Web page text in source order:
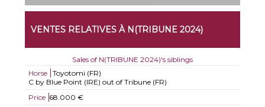
VENTES RELATIVES À N(TRIBUNE 2024)
Sales of N(TRIBUNE 2024)'s siblings
Horse
Toyotomi (FR)
C by Blue Point (IRE) out of Tribune (FR)
Price 68.000 €